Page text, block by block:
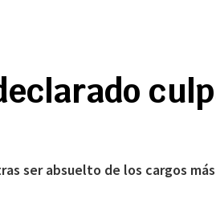
ser absuelto de los cargos